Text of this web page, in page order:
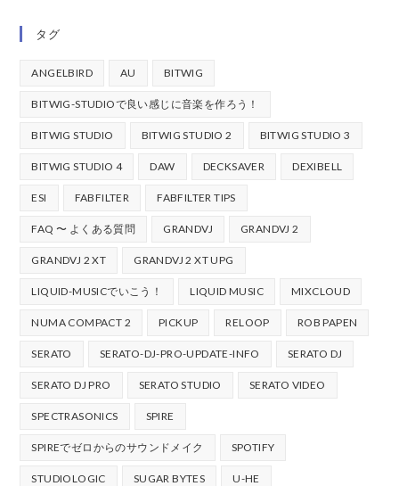
タグ
ANGELBIRD AU BITWIG
BITWIG-STUDIOで良い感じに音楽を作ろう！
BITWIG STUDIO BITWIG STUDIO 2 BITWIG STUDIO 3
BITWIG STUDIO 4 DAW DECKSAVER DEXIBELL
ESI FABFILTER FABFILTER TIPS
FAQ 〜 よくある質問 GRANDVJ GRANDVJ 2
GRANDVJ 2 XT GRANDVJ 2 XT UPG
LIQUID-MUSICでいこう！ LIQUID MUSIC MIXCLOUD
NUMA COMPACT 2 PICKUP RELOOP ROB PAPEN
SERATO SERATO-DJ-PRO-UPDATE-INFO SERATO DJ
SERATO DJ PRO SERATO STUDIO SERATO VIDEO
SPECTRASONICS SPIRE
SPIREでゼロからのサウンドメイク SPOTIFY
STUDIOLOGIC SUGAR BYTES U-HE